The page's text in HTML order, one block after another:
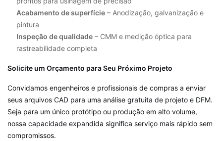
Acabamento de superfície – Anodização, galvanização e
pintura
Inspeção de qualidade – CMM e medição óptica para
rastreabilidade completa
Solicite um Orçamento para Seu Próximo Projeto
Convidamos engenheiros e profissionais de compras a enviar
seus arquivos CAD para uma análise gratuita de projeto e DFM.
Seja para um único protótipo ou produção em alto volume,
nossa capacidade expandida significa serviço mais rápido sem
compromissos.